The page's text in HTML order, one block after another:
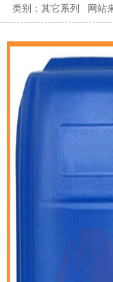
类别：其它系列 网站